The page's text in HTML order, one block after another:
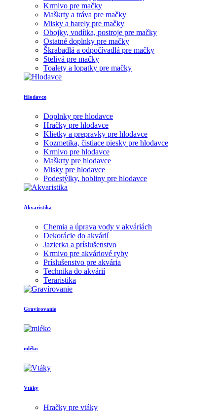
Krmivo pre mačky
Maškrty a tráva pre mačky
Misky a barely pre mačky
Obojky, vodítka, postroje pre mačky
Ostatné doplnky pre mačky
Škrabadlá a odpočívadlá pre mačky
Stelivá pre mačky
Toalety a lopatky pre mačky
Hlodavce
Doplnky pre hlodavce
Hračky pre hlodavce
Klietky a prepravky pre hlodavce
Kozmetika, čistiace piesky pre hlodavce
Krmivo pre hlodavce
Maškrty pre hlodavce
Misky pre hlodavce
Podestýlky, hobliny pre hlodavce
Akvaristika
Chemia a úprava vody v akváriách
Dekorácie do akvárií
Jazierka a príslušenstvo
Krmivo pre akváriové ryby
Príslušenstvo pre akvária
Technika do akvárií
Teraristika
Gravírovanie
mléko
Vtáky
Hračky pre vtáky